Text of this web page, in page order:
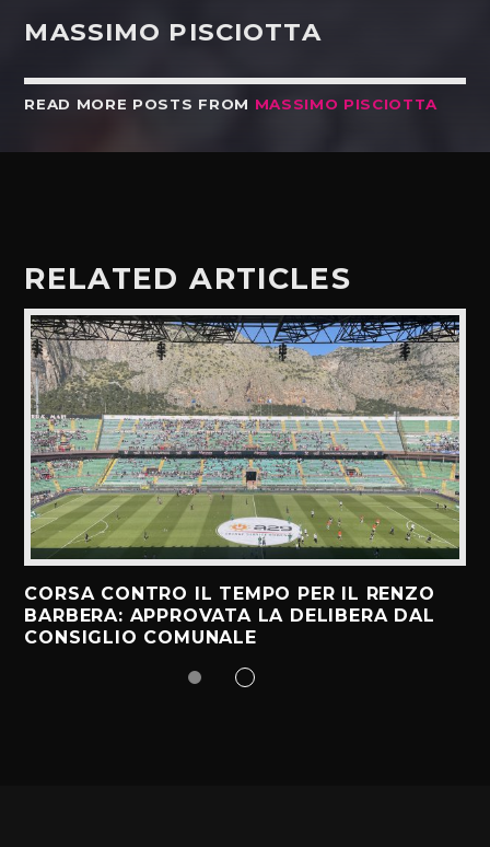
MASSIMO PISCIOTTA
READ MORE POSTS FROM MASSIMO PISCIOTTA
RELATED ARTICLES
CORSA CONTRO IL TEMPO PER IL RENZO
BARBERA: APPROVATA LA DELIBERA DAL
CONSIGLIO COMUNALE